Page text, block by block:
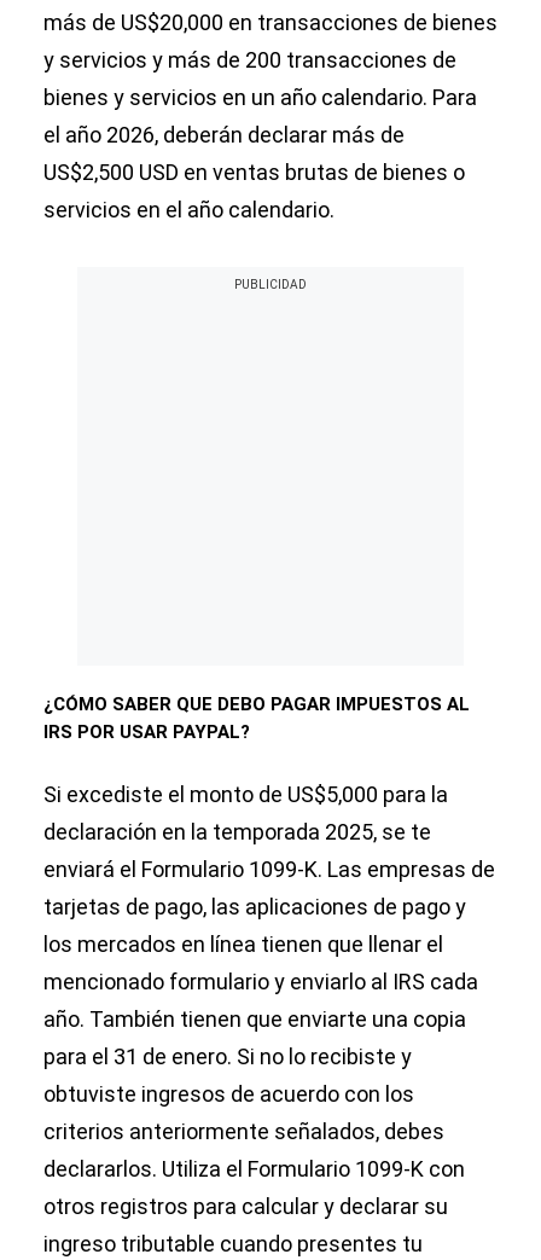
más de US$20,000 en transacciones de bienes
y servicios y más de 200 transacciones de
bienes y servicios en un año calendario. Para
el año 2026, deberán declarar más de
US$2,500 USD en ventas brutas de bienes o
servicios en el año calendario.
¿CÓMO SABER QUE DEBO PAGAR IMPUESTOS AL
IRS POR USAR PAYPAL?
Si excediste el monto de US$5,000 para la
declaración en la temporada 2025, se te
enviará el Formulario 1099-K. Las empresas de
tarjetas de pago, las aplicaciones de pago y
los mercados en línea tienen que llenar el
mencionado formulario y enviarlo al IRS cada
año. También tienen que enviarte una copia
para el 31 de enero. Si no lo recibiste y
obtuviste ingresos de acuerdo con los
criterios anteriormente señalados, debes
declararlos. Utiliza el Formulario 1099-K con
otros registros para calcular y declarar su
ingreso tributable cuando presentes tu